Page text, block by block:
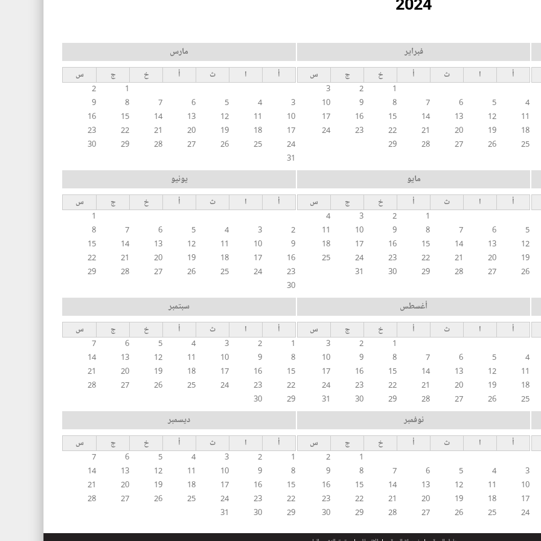
فبراير
أ ا ث أ خ ج
س
1
2
3
4
5
6
7
8
9
10
11
12
13
14
15
16
17
18
19
20
21
22
23
24
25
26
27
28
29
مارس
أ ا ث أ خ ج
س
1
2
3
4
5
6
7
8
9
10
11
12
13
14
15
16
17
18
19
20
21
22
23
24
25
26
27
28
29
30
31
مايو
أ ا ث أ خ ج
س
1
2
3
4
5
6
7
8
9
10
11
12
13
14
15
16
17
18
19
20
21
22
23
24
25
26
27
28
29
30
31
يونيو
أ ا ث أ خ ج
س
1
2
3
4
5
6
7
8
9
10
11
12
13
14
15
16
17
18
19
20
21
22
23
24
25
26
27
28
29
30
أغسطس
أ ا ث أ خ ج
س
1
2
3
4
5
6
7
8
9
10
11
12
13
14
15
16
17
18
19
20
21
22
23
24
25
26
27
28
29
30
31
سبتمبر
أ ا ث أ خ ج
س
1
2
3
4
5
6
7
8
9
10
11
12
13
14
15
16
17
18
19
20
21
22
23
24
25
26
27
28
29
30
نوفمبر
أ ا ث أ خ ج
س
1
2
3
4
5
6
7
8
9
10
11
12
13
14
15
16
17
18
19
20
21
22
23
24
25
26
27
28
29
30
ديسمبر
أ ا ث أ خ ج
س
1
2
3
4
5
6
7
8
9
10
11
12
13
14
15
16
17
18
19
20
21
22
23
24
25
26
27
28
29
30
31